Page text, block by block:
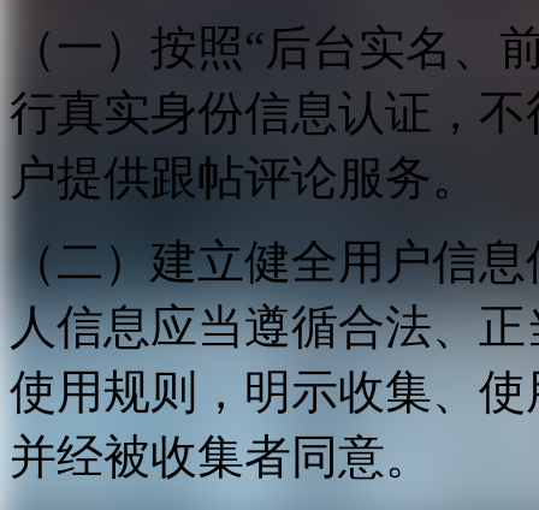
（一）按照“后台实名、
行真实身份信息认证，
户提供跟帖评论服务。
（二）建立健全用户信
人信息应当遵循合法、
使用规则，明示收集、
并经被收集者同意。